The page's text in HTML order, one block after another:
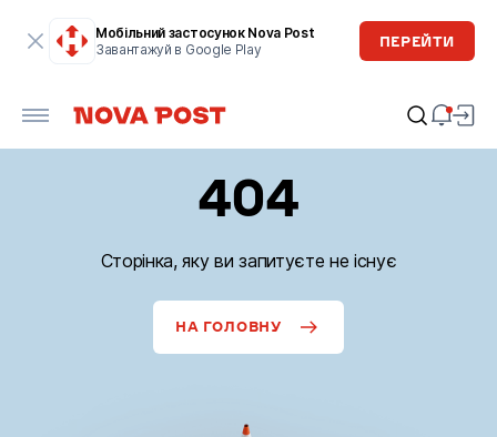
Мобільний застосунок Nova Post
Завантажуй в Google Play
ПЕРЕЙТИ
404
Сторінка, яку ви запитуєте не існує
НА ГОЛОВНУ